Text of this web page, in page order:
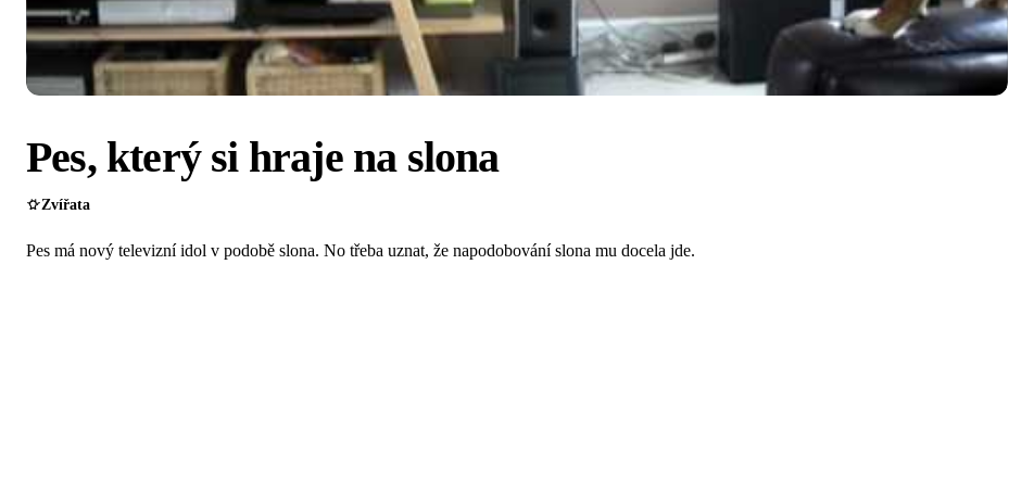
Pes, který si hraje na slona
Zvířata
Pes má nový televizní idol v podobě slona. No třeba uznat, že napodobování slona mu docela jde.